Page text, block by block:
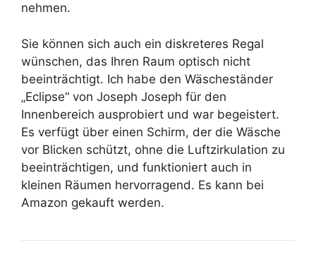
nehmen.
Sie können sich auch ein diskreteres Regal
wünschen, das Ihren Raum optisch nicht
beeinträchtigt. Ich habe den Wäscheständer
„Eclipse“ von Joseph Joseph für den
Innenbereich ausprobiert und war begeistert.
Es verfügt über einen Schirm, der die Wäsche
vor Blicken schützt, ohne die Luftzirkulation zu
beeinträchtigen, und funktioniert auch in
kleinen Räumen hervorragend. Es kann bei
Amazon gekauft werden.